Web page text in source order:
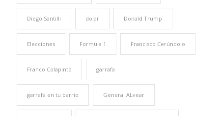
Diego Santilli dolar Donald Trump
Elecciones Formula 1 Francisco Cerúndolo
Franco Colapinto garrafa
garrafa en tu barrio General ALvear